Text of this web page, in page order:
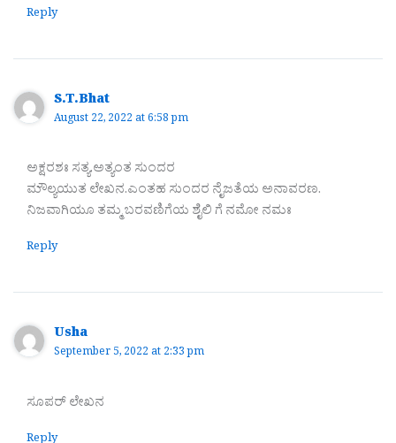
Reply
S.T.Bhat
August 22, 2022 at 6:58 pm
ಅಕ್ಷರಶಃ ಸತ್ಯ.ಅತ್ಯಂತ ಸುಂದರ
ಮೌಲ್ಯಯುತ ಲೇಖನ.ಎಂತಹ ಸುಂದರ ನೈಜತೆಯ ಅನಾವರಣ.
ನಿಜವಾಗಿಯೂ ತಮ್ಮ ಬರವಣಿಗೆಯ ಶೈಲಿ ಗೆ ನಮೋ ನಮಃ
Reply
Usha
September 5, 2022 at 2:33 pm
ಸೂಪರ್ ಲೇಖನ